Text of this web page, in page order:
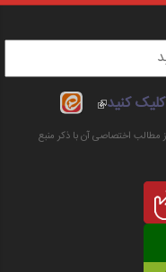
کنید
(link is
external)
مطالب اختصاصی آن با ذکر منبع